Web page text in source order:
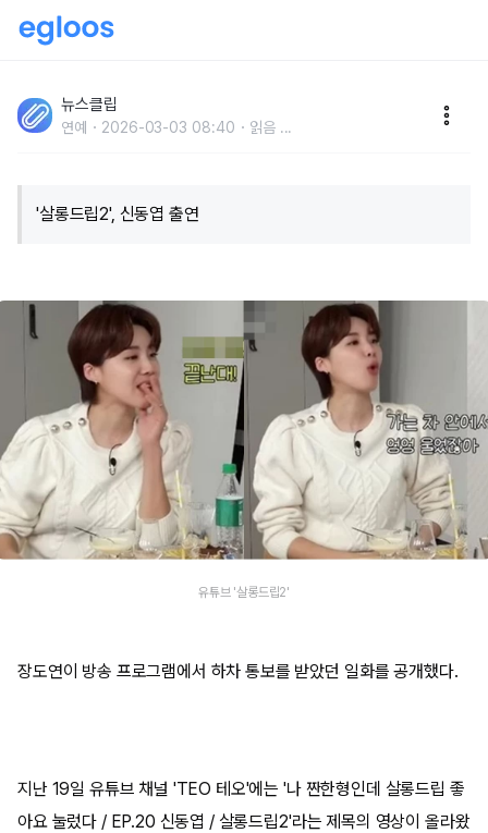
종영' 회식 자리에서 충격 받은 이유
뉴스클립
연예 2026-03-03 08:40 읽음 ...
'살롱드립2', 신동엽 출연
유튜브 '살롱드립2'
장도연이 방송 프로그램에서 하차 통보를 받았던 일화를 공개했다.
지난 19일 유튜브 채널 'TEO 테오'에는 '나 짠한형인데 살롱드립 좋
아요 눌렀다 / EP.20 신동엽 / 살롱드립2'라는 제목의 영상이 올라왔